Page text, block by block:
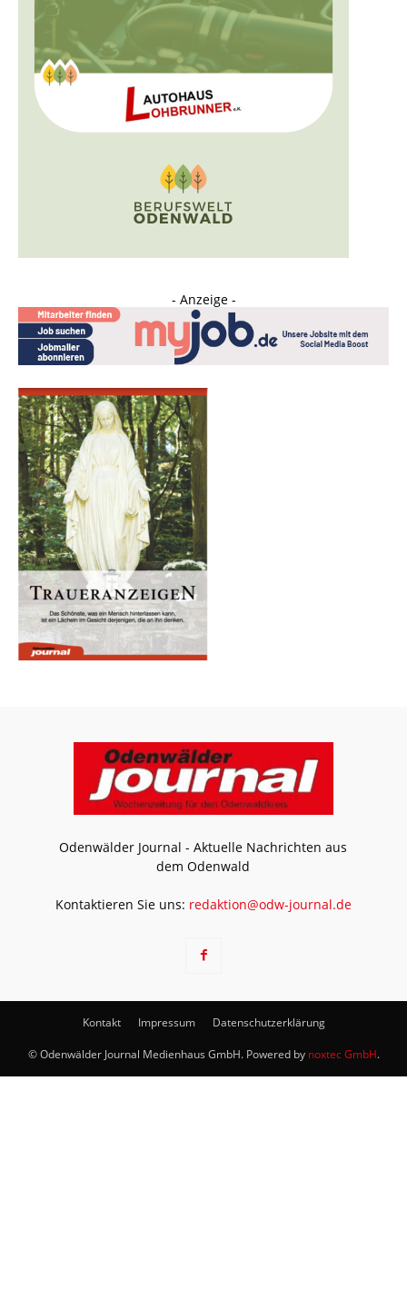
- Anzeige -
Odenwälder Journal - Aktuelle Nachrichten aus
dem Odenwald
Kontaktieren Sie uns: redaktion@odw-journal.de
Kontakt Impressum Datenschutzerklärung
© Odenwälder Journal Medienhaus GmbH. Powered by noxtec GmbH.